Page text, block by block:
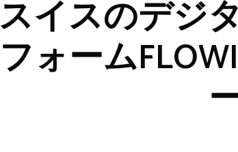
スイスのデジ
フォーム